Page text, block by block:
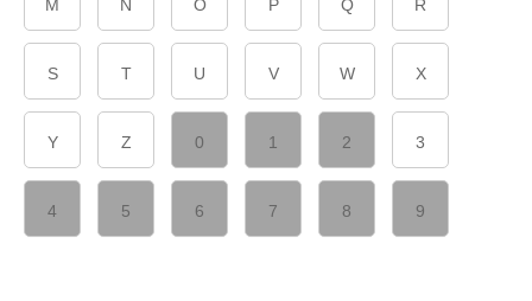
M N O P Q R
S T U V W X
Y Z 0 1 2 3
4 5 6 7 8 9